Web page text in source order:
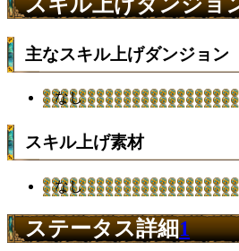
主なスキル上げダンジョン
なし
スキル上げ素材
なし
ステータス詳細1